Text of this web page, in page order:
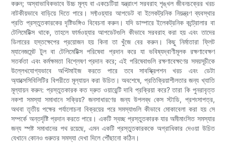
করুন; অস্বাভাবিকভাবে উচ্চ মূল্য বা একচেটিয়া যন্ত্রাংশ সরবরাহ শৃঙ্খল জীবনচক্রের খরচ
নাটকীয়ভাবে বাড়িয়ে দিতে পারে। সফ্টওয়্যার আপডেট বা ইলেকট্রনিক নিয়ন্ত্রণ ব্যবস্থার
প্রতি প্রস্তুতকারকের দৃষ্টিভঙ্গিও বিবেচনা করুন। যদি ডাম্পারে ইলেকট্রনিক কন্ট্রোলার বা
টেলিমেটিক্স থাকে, তাহলে ফার্মওয়্যার আপডেটগুলি কীভাবে সরবরাহ করা হয় এবং তাদের
ডিলারের হস্তক্ষেপের প্রয়োজন হয় কিনা তা খুঁজে বের করুন। কিছু নির্মাতারা ফ্লিট
ম্যানেজমেন্ট টুল বা টেলিমেটিক্স পরিষেবা প্রদান করে যা ভবিষ্যদ্বাণীমূলক রক্ষণাবেক্ষণ
সতর্কতা এবং কর্মক্ষমতা বিশ্লেষণ প্রদান করে; এই পরিষেবাগুলি রক্ষণাবেক্ষণের সময়সূচীকে
উল্লেখযোগ্যভাবে অপ্টিমাইজ করতে পারে তবে সাবস্ক্রিপশন খরচ এবং ডেটা
অ্যাক্সেসিবিলিটির বিপরীতে মূল্যায়ন করা উচিত। অবশেষে, প্রতিক্রিয়াশীলতার জন্য খ্যাতি
মূল্যায়ন করুন: প্রস্তুতকারক কত দ্রুত ওয়ারেন্টি দাবি প্রক্রিয়া করে? তারা কি পুনরাবৃত্ত
নকশা সমস্যা সমাধানে সক্রিয়? জনসাধারণের জন্য উপলব্ধ কেস স্টাডি, প্রশংসাপত্র,
অথবা তৃতীয় পক্ষের পর্যালোচনা বিক্রয়ের পরে সমস্যাগুলি কীভাবে মোকাবেলা করা হয় সে
সম্পর্কে অন্তর্দৃষ্টি প্রদান করতে পারে। একটি স্বচ্ছ প্রস্তুতকারক যার অমীমাংসিত সমস্যার
জন্য স্পষ্ট সমাধানের পথ রয়েছে, এমন একটি প্রস্তুতকারককে অগ্রাধিকার দেওয়া উচিত
যেখানে কোনও গুরুতর সমস্যা দেখা দিলে পৌঁছানো কঠিন।